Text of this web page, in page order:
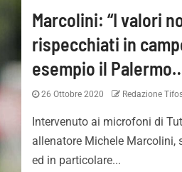
Marcolini: “I valori
rispecchiati in
esempio il
26 Ottobre 2020 Redazione
Intervenuto ai microfoni di
allenatore Michele Marcolini,
ed in particolare...